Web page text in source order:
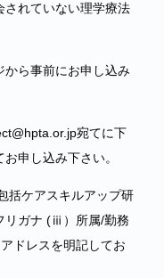
されていない理学療法
から事前にお申し込み
宛てに下
申し込み下さい。
括ケアスキルアップ研
リガナ (ⅲ）所属/勤務
ドレスを明記してお